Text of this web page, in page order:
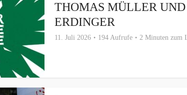
THOMAS MÜLLER UND
ERDINGER
11. Juli 2026 194 Aufrufe 2 Minuten zum